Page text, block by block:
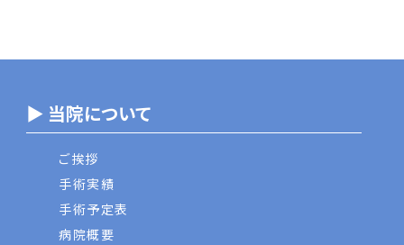
▶ 当院について
ご挨拶
手術実績
手術予定表
病院概要